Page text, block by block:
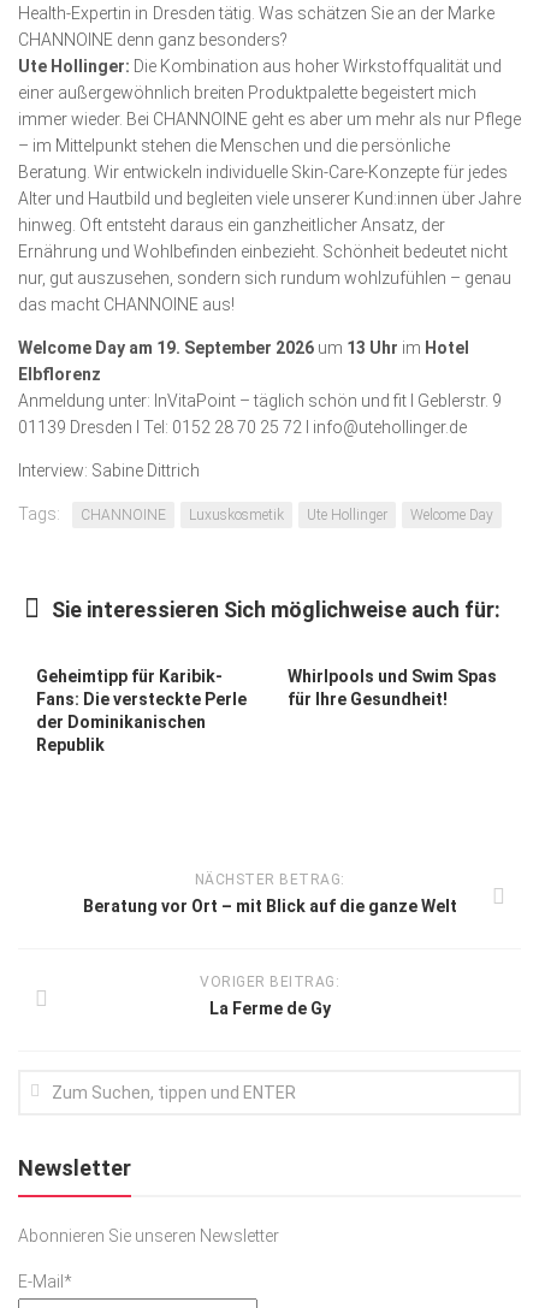
Health-Expertin in Dresden tätig. Was schätzen Sie an der Marke
CHANNOINE denn ganz besonders?
Ute Hollinger: Die Kombination aus hoher Wirkstoffqualität und
einer außergewöhnlich breiten Produktpalette begeistert mich
immer wieder. Bei CHANNOINE geht es aber um mehr als nur Pflege
– im Mittelpunkt stehen die Menschen und die persönliche
Beratung. Wir entwickeln individuelle Skin-Care-Konzepte für jedes
Alter und Hautbild und begleiten viele unserer Kund:innen über Jahre
hinweg. Oft entsteht daraus ein ganzheitlicher Ansatz, der
Ernährung und Wohlbefinden einbezieht. Schönheit bedeutet nicht
nur, gut auszusehen, sondern sich rundum wohlzufühlen – genau
das macht CHANNOINE aus!
Welcome Day am 19. September 2026 um 13 Uhr im Hotel
Elbflorenz
Anmeldung unter: InVitaPoint – täglich schön und fit I Geblerstr. 9
01139 Dresden I Tel: 0152 28 70 25 72 I info@utehollinger.de
Interview: Sabine Dittrich
Tags: CHANNOINE Luxuskosmetik Ute Hollinger Welcome Day
Sie interessieren Sich möglichweise auch für:
Geheimtipp für Karibik-
Fans: Die versteckte Perle
der Dominikanischen
Republik
Whirlpools und Swim Spas
für Ihre Gesundheit!
NÄCHSTER BETRAG:
Beratung vor Ort – mit Blick auf die ganze Welt
VORIGER BEITRAG:
La Ferme de Gy
Newsletter
Abonnieren Sie unseren Newsletter
E-Mail*